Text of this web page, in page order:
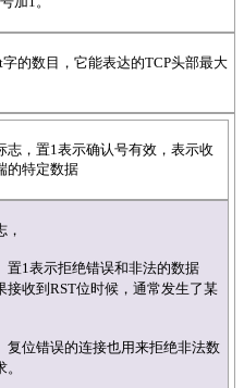
的数目，它能表达的TCP头部最大
志，置1表示确认号有效，表示收
的特定数据
，
置1表示拒绝错误和非法的数据
接收到RST位时候，通常发生了某
复位错误的连接也用来拒绝非法数